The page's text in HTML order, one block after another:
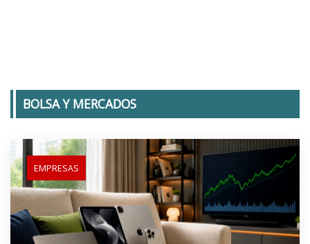
BOLSA Y MERCADOS
EMPRESAS